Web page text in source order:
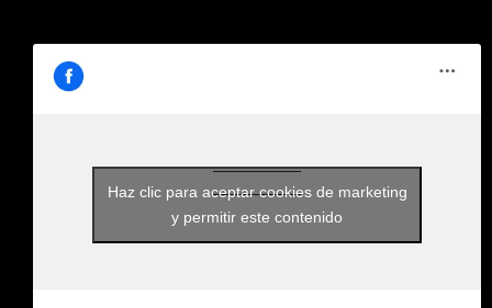
Haz clic para aceptar cookies de marketing
y permitir este contenido